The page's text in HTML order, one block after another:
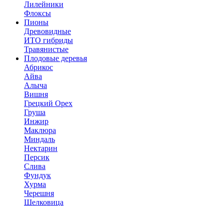
Лилейники
Флоксы
Пионы
Древовидные
ИТО гибриды
Травянистые
Плодовые деревья
Абрикос
Айва
Алыча
Вишня
Грецкий Орех
Груша
Инжир
Маклюра
Миндаль
Нектарин
Персик
Слива
Фундук
Хурма
Черешня
Шелковица